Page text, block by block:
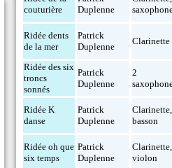
couturière
Duplenne
Ridée dents
de la mer
Patrick
Duplenne
Clarinette
Ridée des six
troncs
sonnés
Patrick
Duplenne
2
Ridée K
danse
Patrick
Duplenne
Clarinette,
basson
Ridée oh que
six temps
Patrick
Duplenne
Clarinette,
violon